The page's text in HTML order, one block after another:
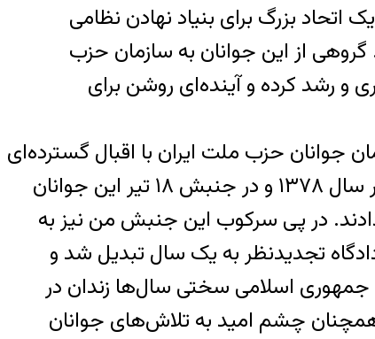
اتحاد بزرگ برای بنیاد نهادن نظامی
گروهی از این جوانان به سازمان حزب
و رشد کرده و آینده‌ای روشن برای
جوانان حزب ملت ایران با اقبال گسترده‌ای
در میان نسل جوان روبرو شد و این دست‌پروردگان فروهر نقشی پررنگ در تلاش‌های سیاسی یافتند. در سال ۱۳۷۸ و در جنبش ۱۸ تیر این جوانان
در پی سرکوب این جنبش من نیز به
۱۳ سال حبس محکوم شدم که در دادگاه تجدیدنظر به یک سال تبدیل شد و
جمهوری اسلامی سختی سال‌ها زندان در
همچنان چشم امید به تلاش‌های جوانان